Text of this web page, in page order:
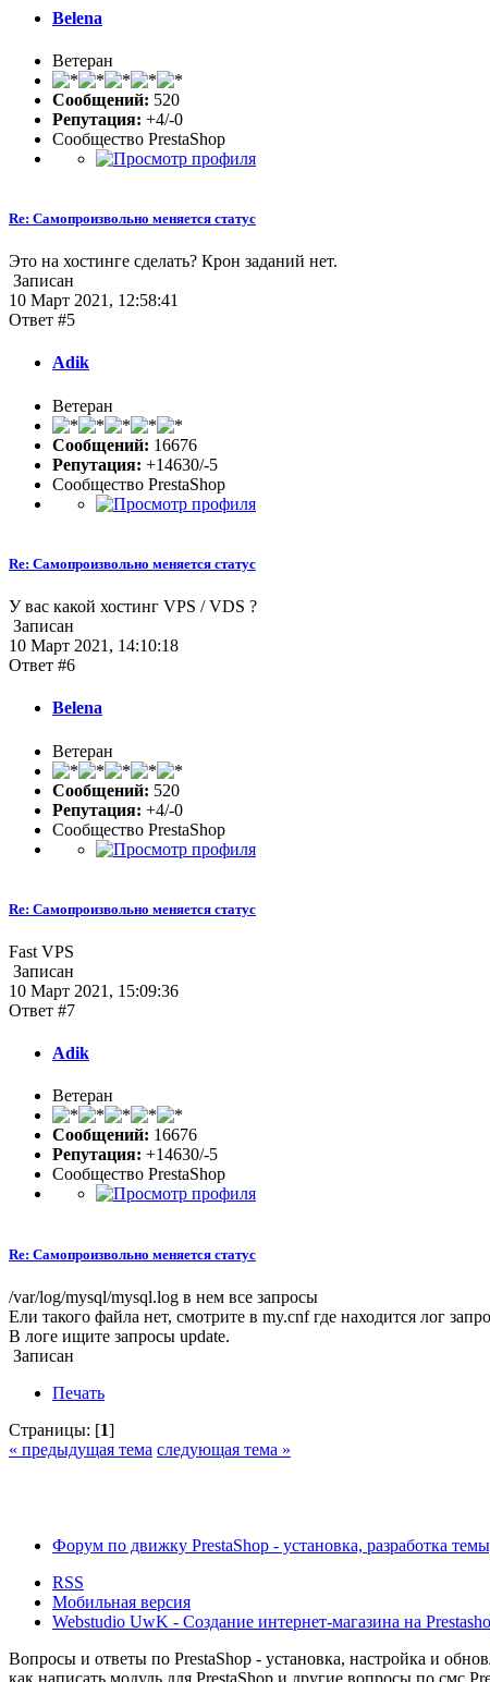
Belena
Ветеран
Сообщений: 520
Репутация: +4/-0
Сообщество PrestaShop
Re: Самопроизвольно меняется статус
Это на хостинге сделать? Крон заданий нет.
Записан
10 Март 2021, 12:58:41
Ответ #5
Adik
Ветеран
Сообщений: 16676
Репутация: +14630/-5
Сообщество PrestaShop
Re: Самопроизвольно меняется статус
У вас какой хостинг VPS / VDS ?
Записан
10 Март 2021, 14:10:18
Ответ #6
Belena
Ветеран
Сообщений: 520
Репутация: +4/-0
Сообщество PrestaShop
Re: Самопроизвольно меняется статус
Fast VPS
Записан
10 Март 2021, 15:09:36
Ответ #7
Adik
Ветеран
Сообщений: 16676
Репутация: +14630/-5
Сообщество PrestaShop
Re: Самопроизвольно меняется статус
/var/log/mysql/mysql.log в нем все запросы
Ели такого файла нет, смотрите в my.cnf где находится лог
В логе ищите запросы update.
Записан
Печать
Страницы: [1]
« предыдущая тема следующая тема »
Форум по движку PrestaShop - установка, разработка
RSS
Мобильная версия
Webstudio UwK - Создание интернет-магазина на
Вопросы и ответы по PrestaShop - установка, настройка и
как написать модуль для PrestaShop и другие вопросы по смс